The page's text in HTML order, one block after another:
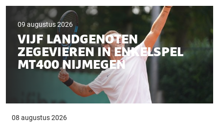
09 augustus 2026
VIJF LANDGENOTEN
ZEGEVIEREN IN ENKELSPEL
MT400 NIJMEGEN
08 augustus 2026